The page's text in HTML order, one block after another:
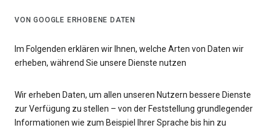
VON GOOGLE ERHOBENE DATEN
Im Folgenden erklären wir Ihnen, welche Arten von Daten wir
erheben, während Sie unsere Dienste nutzen
Wir erheben Daten, um allen unseren Nutzern bessere Dienste
zur Verfügung zu stellen – von der Feststellung grundlegender
Informationen wie zum Beispiel Ihrer Sprache bis hin zu